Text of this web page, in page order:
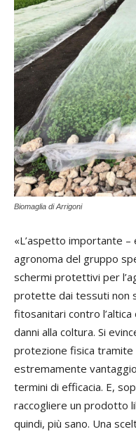
Biomaglia di Arrigoni
«L’aspetto importante –
agronoma del gruppo
schermi protettivi per
protette dai tessuti non
fitosanitari contro
danni alla coltura. Si
protezione fisica tramite
estremamente
termini di efficacia. E,
raccogliere un prodotto
quindi, più sano. Una